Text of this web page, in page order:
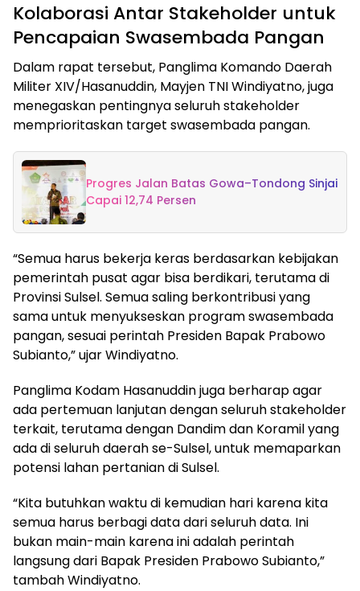
Kolaborasi Antar Stakeholder untuk
Pencapaian Swasembada Pangan
Dalam rapat tersebut, Panglima Komando Daerah
Militer XIV/Hasanuddin, Mayjen TNI Windiyatno, juga
menegaskan pentingnya seluruh stakeholder
memprioritaskan target swasembada pangan.
Progres Jalan Batas Gowa–Tondong Sinjai
Capai 12,74 Persen
“Semua harus bekerja keras berdasarkan kebijakan
pemerintah pusat agar bisa berdikari, terutama di
Provinsi Sulsel. Semua saling berkontribusi yang
sama untuk menyukseskan program swasembada
pangan, sesuai perintah Presiden Bapak Prabowo
Subianto,” ujar Windiyatno.
Panglima Kodam Hasanuddin juga berharap agar
ada pertemuan lanjutan dengan seluruh stakeholder
terkait, terutama dengan Dandim dan Koramil yang
ada di seluruh daerah se-Sulsel, untuk memaparkan
potensi lahan pertanian di Sulsel.
“Kita butuhkan waktu di kemudian hari karena kita
semua harus berbagi data dari seluruh data. Ini
bukan main-main karena ini adalah perintah
langsung dari Bapak Presiden Prabowo Subianto,”
tambah Windiyatno.